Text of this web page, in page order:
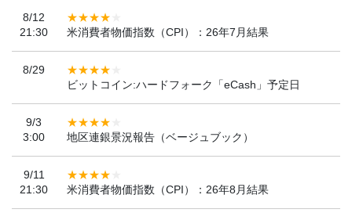
8/12
21:30
米消費者物価指数（CPI）：26年7月結果
8/29
ビットコイン:ハードフォーク「eCash」予定日
9/3
3:00
地区連銀景況報告（ベージュブック）
9/11
21:30
米消費者物価指数（CPI）：26年8月結果